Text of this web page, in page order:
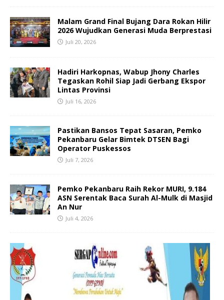
Malam Grand Final Bujang Dara Rokan Hilir
2026 Wujudkan Generasi Muda Berprestasi
Juli 20, 2026
Hadiri Harkopnas, Wabup Jhony Charles
Tegaskan Rohil Siap Jadi Gerbang Ekspor
Lintas Provinsi
Juli 16, 2026
Pastikan Bansos Tepat Sasaran, Pemko
Pekanbaru Gelar Bimtek DTSEN Bagi
Operator Puskessos
Juli 7, 2026
Pemko Pekanbaru Raih Rekor MURI, 9.184
ASN Serentak Baca Surah Al-Mulk di Masjid
An Nur
Juli 4, 2026